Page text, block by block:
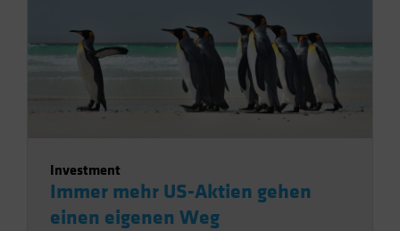
Investment
Immer mehr US-Aktien gehen
einen eigenen Weg